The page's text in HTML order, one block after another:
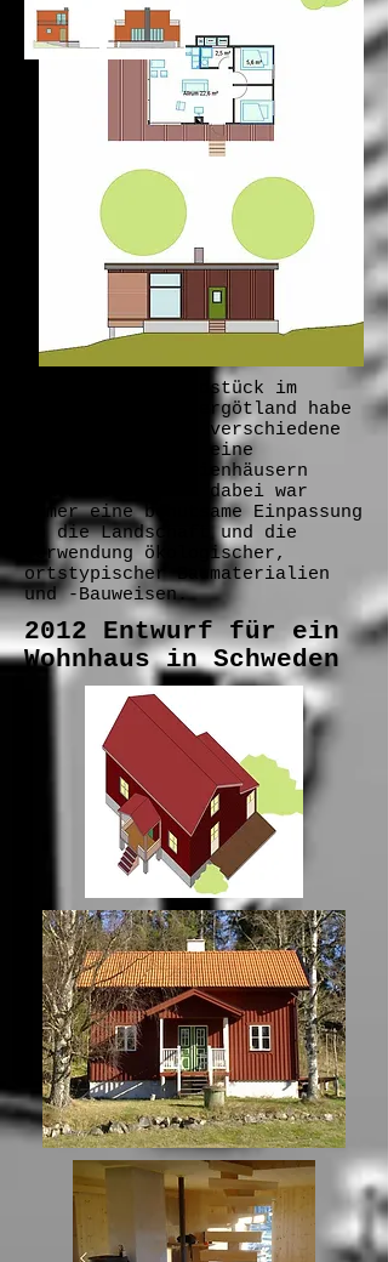
Für ein Waldgrundstück im
schwedischen Östergötland habe
ich im Jahr 2011 verschiedene
Alternativen für eine
Bebauung mit Ferienhäusern
erarbeitet. Ziel dabei war
immer eine behutsame Einpassung
in die Landschaft und die
Verwendung ökologischer,
ortstypischer Baumaterialien
und -Bauweisen.
2012 Entwurf für ein
Wohnhaus in Schweden